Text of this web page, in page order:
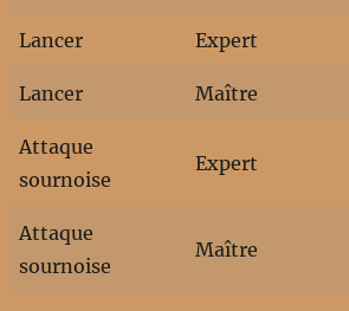
Lancer Expert
Lancer Maître
Attaque
sournoise
Expert
Attaque
sournoise
Maître